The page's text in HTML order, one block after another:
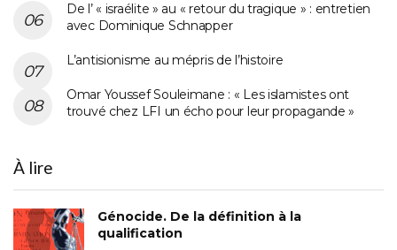
De l’ « israélite » au « retour du tragique » : entretien
avec Dominique Schnapper
L’antisionisme au mépris de l’histoire
Omar Youssef Souleimane : « Les islamistes ont
trouvé chez LFI un écho pour leur propagande »
À lire
Génocide. De la définition à la
qualification